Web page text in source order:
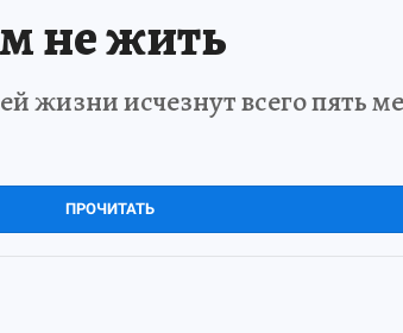
не жить
исчезнут всего пять
ПРОЧИТАТЬ